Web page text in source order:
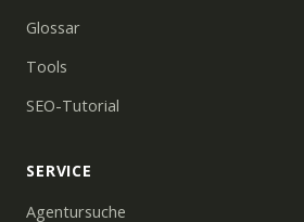
Glossar
Tools
SEO-Tutorial
SERVICE
Agentursuche